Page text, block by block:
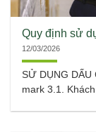
Quy định sử
12/03/2026
SỬ DỤNG DẤU
mark 3.1.